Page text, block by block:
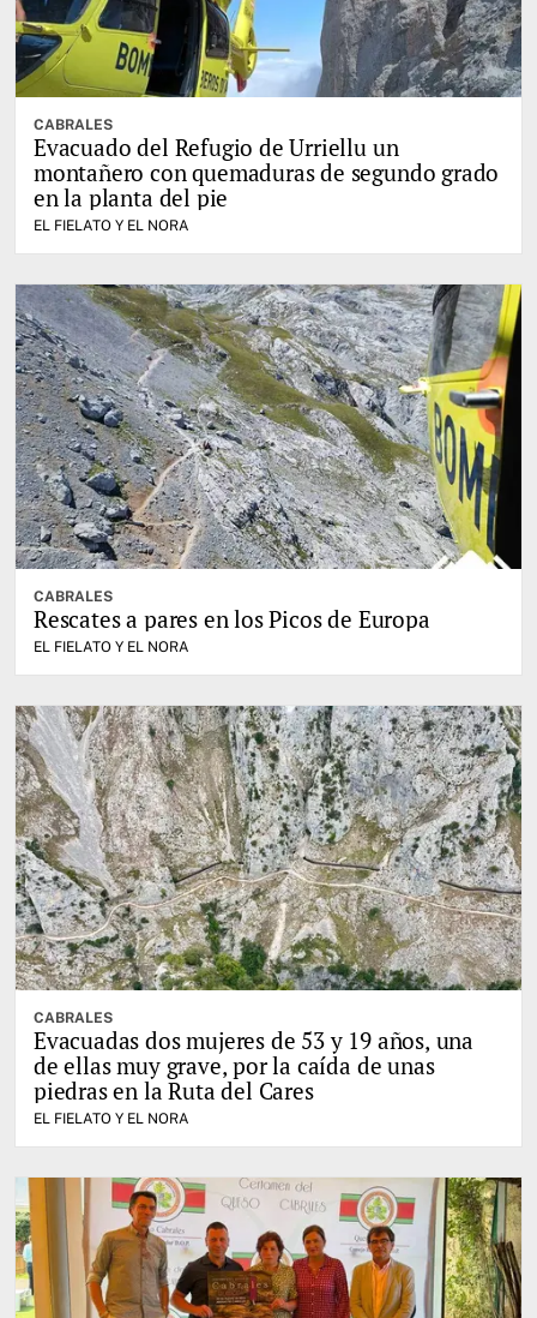
CABRALES
Evacuado del Refugio de Urriellu un
montañero con quemaduras de segundo grado
en la planta del pie
EL FIELATO Y EL NORA
CABRALES
Rescates a pares en los Picos de Europa
EL FIELATO Y EL NORA
CABRALES
Evacuadas dos mujeres de 53 y 19 años, una
de ellas muy grave, por la caída de unas
piedras en la Ruta del Cares
EL FIELATO Y EL NORA